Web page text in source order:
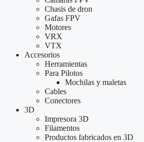
Chasis de dron
Gafas FPV
Motores
VRX
VTX
Accesorios
Herramientas
Para Pilotos
Mochilas y maletas
Cables
Conectores
3D
Impresora 3D
Filamentos
Productos fabricados en 3D